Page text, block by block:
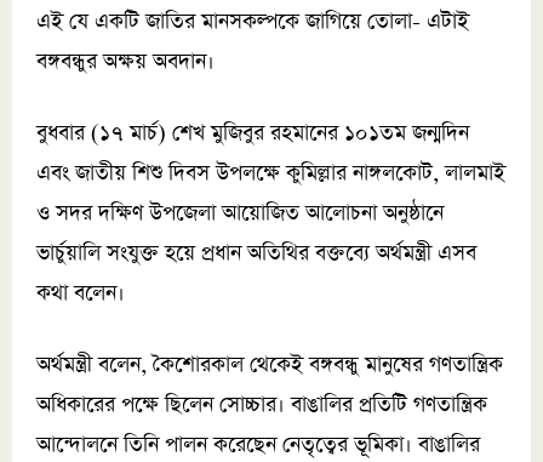
এই যে একটি জাতির মানসকল্পকে জাগিয়ে তোলা- এটাই
বঙ্গবন্ধুর অক্ষয় অবদান।
বুধবার (১৭ মার্চ) শেখ মুজিবুর রহমানের ১০১তম জন্মদিন
এবং জাতীয় শিশু দিবস উপলক্ষে কুমিল্লার নাঙ্গলকোট, লালমাই
ও সদর দক্ষিণ উপজেলা আয়োজিত আলোচনা অনুষ্ঠানে
ভার্চুয়ালি সংযুক্ত হয়ে প্রধান অতিথির বক্তব্যে অর্থমন্ত্রী এসব
কথা বলেন।
অর্থমন্ত্রী বলেন, কৈশোরকাল থেকেই বঙ্গবন্ধু মানুষের গণতান্ত্রিক
অধিকারের পক্ষে ছিলেন সোচ্চার। বাঙালির প্রতিটি গণতান্ত্রিক
আন্দোলনে তিনি পালন করেছেন নেতৃত্বের ভূমিকা। বাঙালির